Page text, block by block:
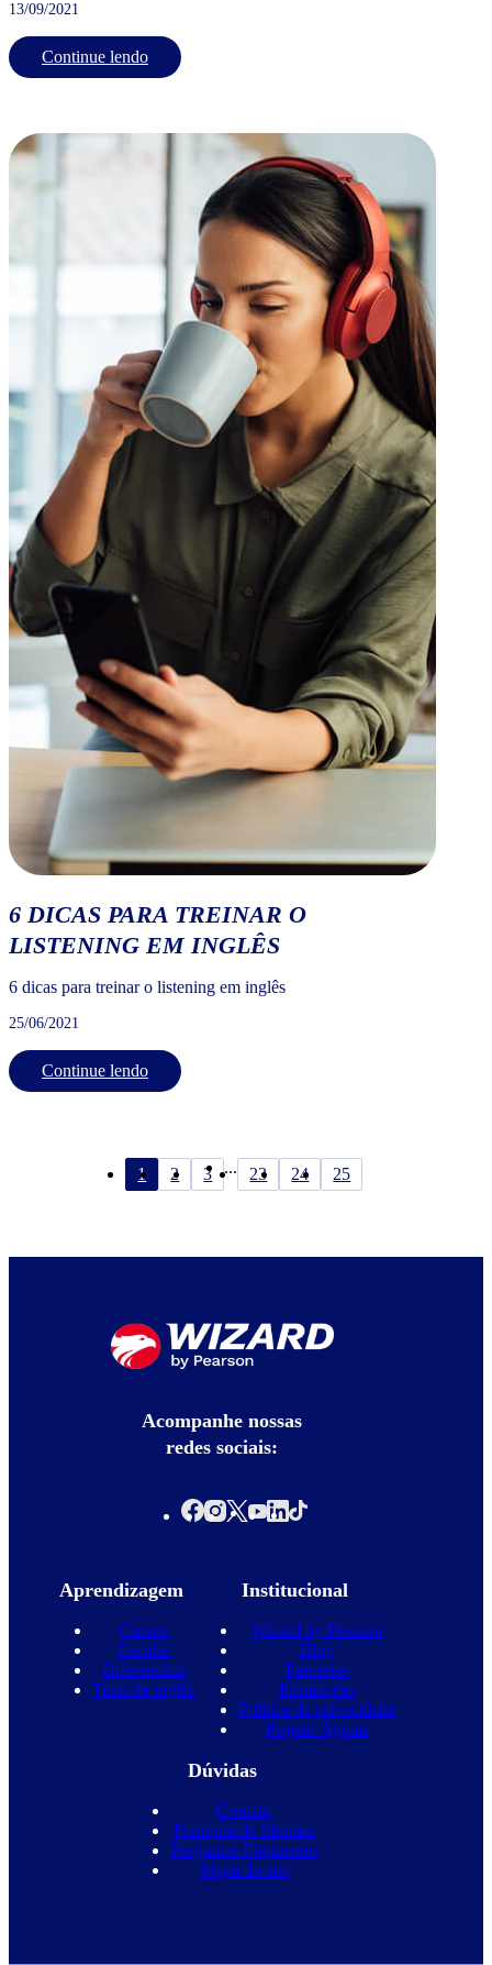
13/09/2021
Continue lendo
6 DICAS PARA TREINAR O
LISTENING EM INGLÊS
6 dicas para treinar o listening em inglês
25/06/2021
Continue lendo
1 2 3 ... 23 24 25
Acompanhe nossas
redes sociais:
Aprendizagem
Cursos
Escolas
Diferenciais
Teste de inglês
Institucional
Wizard by Pearson
Blog
Parcerias
Promoções
Política de privacidade
Projeto Águias
Dúvidas
Contato
Franquia de Idiomas
Perguntas Frequentes
Mapa do site